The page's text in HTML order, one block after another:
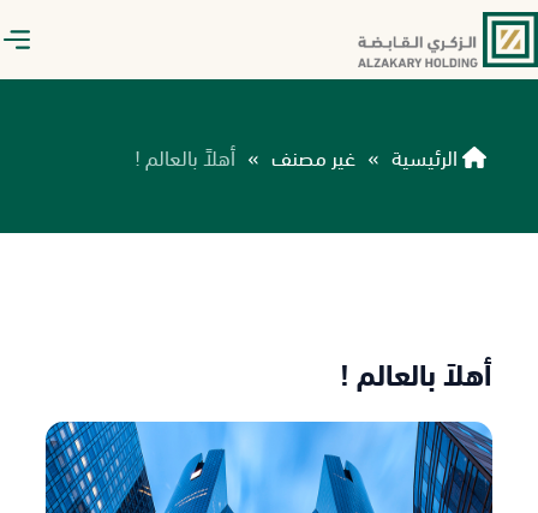
الرئيسية » غير مصنف » أهلاً بالعالم !
أهلاً بالعالم !